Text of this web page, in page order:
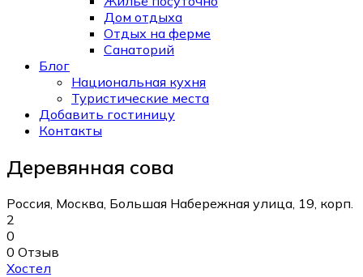
Дом отдыха
Отдых на ферме
Санаторий
Блог
Национальная кухня
Туристические места
Добавить гостиницу
Контакты
Деревянная сова
Россия, Москва, Большая Набережная улица, 19, корп.
2
0
0 Отзыв
Хостел